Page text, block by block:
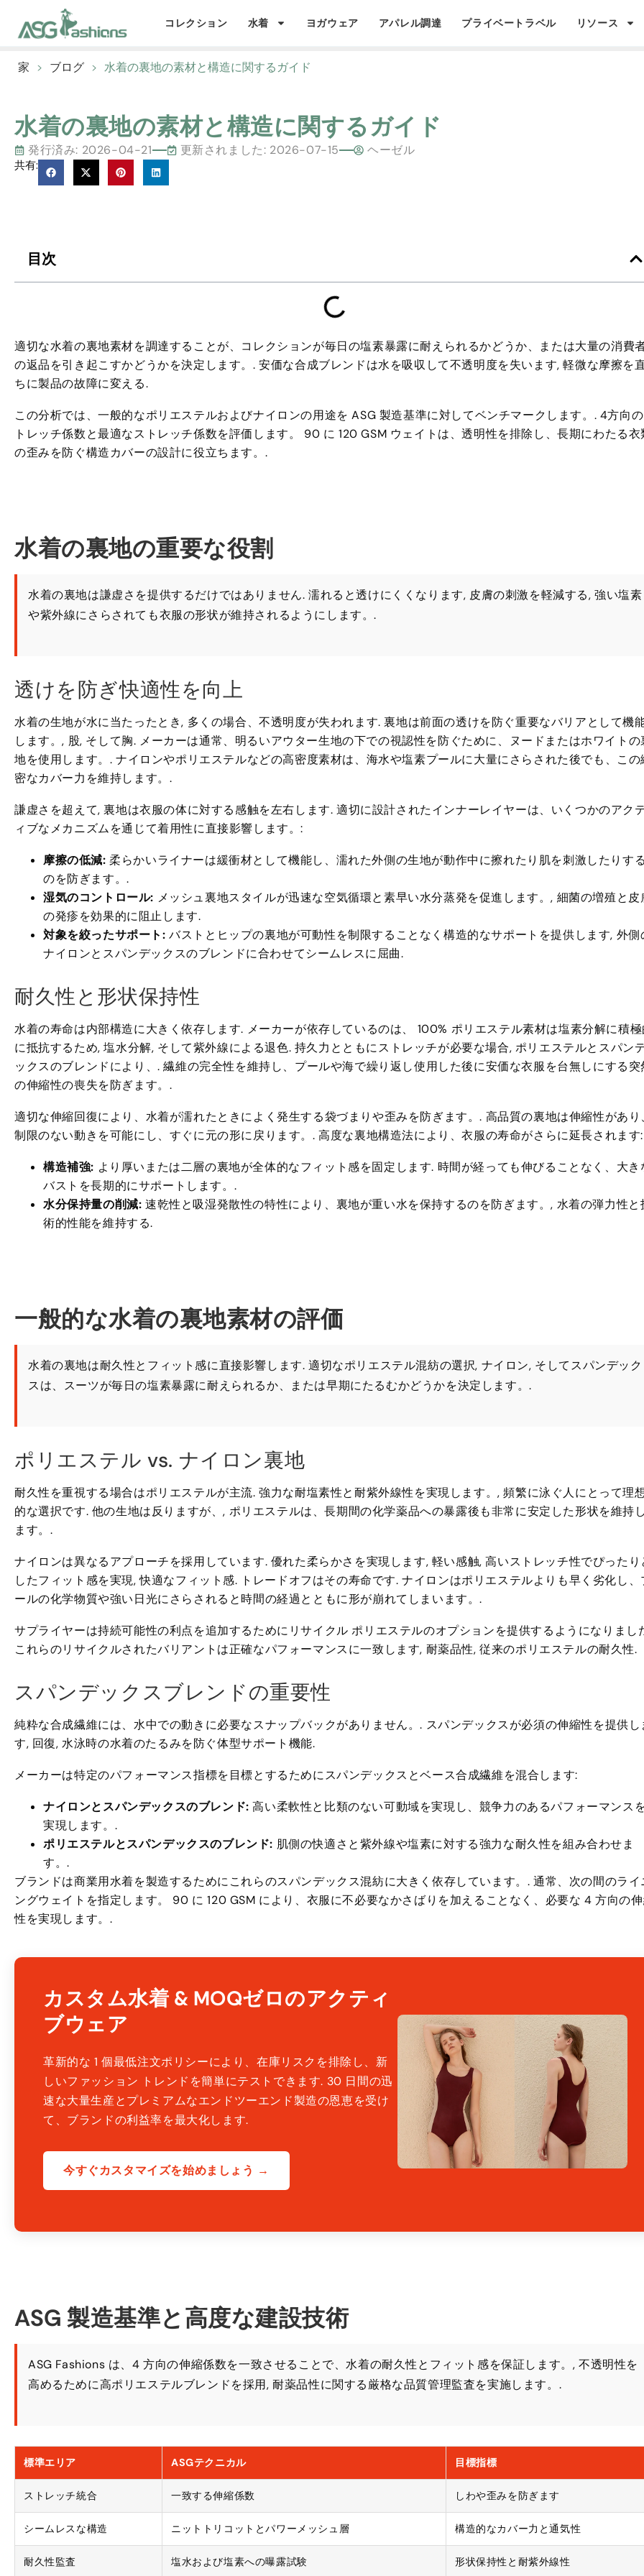
コレクション 水着 ヨガウェア アパレル調達 プライベートラベル リソース
家 > ブログ > 水着の裏地の素材と構造に関するガイド
水着の裏地の素材と構造に関するガイド
発行済み: 2026-04-21 更新されました: 2026-07-15
ヘーゼル
共有:
目次
適切な水着の裏地素材を調達することが、コレクションが毎日の塩素暴露に耐えられるかどうか、または大量の消費
の返品を引き起こすかどうかを決定します。. 安価な合成ブレンドは水を吸収して不透明度を失います, 軽微な摩擦を
ちに製品の故障に変える.
この分析では、一般的なポリエステルおよびナイロンの用途を ASG 製造基準に対してベンチマークします。. 4方向
トレッチ係数と最適なストレッチ係数を評価します。 90 に 120 GSM ウェイトは、透明性を排除し、長期にわたる衣
の歪みを防ぐ構造カバーの設計に役立ちます。.
水着の裏地の重要な役割
水着の裏地は謙虚さを提供するだけではありません. 濡れると透けにくくなります, 皮膚の刺激を軽減する, 強い塩素
や紫外線にさらされても衣服の形状が維持されるようにします。.
透けを防ぎ快適性を向上
水着の生地が水に当たったとき, 多くの場合、不透明度が失われます. 裏地は前面の透けを防ぐ重要なバリアとして機
します。, 股, そして胸. メーカーは通常、明るいアウター生地の下での視認性を防ぐために、ヌードまたはホワイトの
地を使用します。. ナイロンやポリエステルなどの高密度素材は、海水や塩素プールに大量にさらされた後でも、この
密なカバー力を維持します。.
謙虚さを超えて, 裏地は衣服の体に対する感触を左右します. 適切に設計されたインナーレイヤーは、いくつかのアク
ィブなメカニズムを通じて着用性に直接影響します。:
摩擦の低減: 柔らかいライナーは緩衝材として機能し、濡れた外側の生地が動作中に擦れたり肌を刺激したりする
のを防ぎます。.
湿気のコントロール: メッシュ裏地スタイルが迅速な空気循環と素早い水分蒸発を促進します。, 細菌の増殖と皮
の発疹を効果的に阻止します.
対象を絞ったサポート: バストとヒップの裏地が可動性を制限することなく構造的なサポートを提供します, 外側
ナイロンとスパンデックスのブレンドに合わせてシームレスに屈曲.
耐久性と形状保持性
水着の寿命は内部構造に大きく依存します. メーカーが依存しているのは、 100% ポリエステル素材は塩素分解に積極
に抵抗するため, 塩水分解, そして紫外線による退色. 持久力とともにストレッチが必要な場合, ポリエステルとスパン
ックスのブレンドにより、. 繊維の完全性を維持し、プールや海で繰り返し使用した後に安価な衣服を台無しにする突
の伸縮性の喪失を防ぎます。.
適切な伸縮回復により、水着が濡れたときによく発生する袋づまりや歪みを防ぎます。. 高品質の裏地は伸縮性があり
制限のない動きを可能にし、すぐに元の形に戻ります。. 高度な裏地構造法により、衣服の寿命がさらに延長されます:
構造補強: より厚いまたは二層の裏地が全体的なフィット感を固定します. 時間が経っても伸びることなく、大き
バストを長期的にサポートします。.
水分保持量の削減: 速乾性と吸湿発散性の特性により、裏地が重い水を保持するのを防ぎます。, 水着の弾力性と
術的性能を維持する.
一般的な水着の裏地素材の評価
水着の裏地は耐久性とフィット感に直接影響します. 適切なポリエステル混紡の選択, ナイロン, そしてスパンデック
スは、スーツが毎日の塩素暴露に耐えられるか、または早期にたるむかどうかを決定します。.
ポリエステル vs. ナイロン裏地
耐久性を重視する場合はポリエステルが主流. 強力な耐塩素性と耐紫外線性を実現します。, 頻繁に泳ぐ人にとって理
的な選択です. 他の生地は反りますが、, ポリエステルは、長期間の化学薬品への暴露後も非常に安定した形状を維持し
ます。.
ナイロンは異なるアプローチを採用しています. 優れた柔らかさを実現します, 軽い感触, 高いストレッチ性でぴったり
したフィット感を実現, 快適なフィット感. トレードオフはその寿命です. ナイロンはポリエステルよりも早く劣化し、
ールの化学物質や強い日光にさらされると時間の経過とともに形が崩れてしまいます。.
サプライヤーは持続可能性の利点を追加するためにリサイクル ポリエステルのオプションを提供するようになりまし
これらのリサイクルされたバリアントは正確なパフォーマンスに一致します, 耐薬品性, 従来のポリエステルの耐久性.
スパンデックスブレンドの重要性
純粋な合成繊維には、水中での動きに必要なスナップバックがありません。. スパンデックスが必須の伸縮性を提供し
す, 回復, 水泳時の水着のたるみを防ぐ体型サポート機能.
メーカーは特定のパフォーマンス指標を目標とするためにスパンデックスとベース合成繊維を混合します:
ナイロンとスパンデックスのブレンド: 高い柔軟性と比類のない可動域を実現し、競争力のあるパフォーマンス
実現します。.
ポリエステルとスパンデックスのブレンド: 肌側の快適さと紫外線や塩素に対する強力な耐久性を組み合わせま
す。.
ブランドは商業用水着を製造するためにこれらのスパンデックス混紡に大きく依存しています。. 通常、次の間のライ
ングウェイトを指定します。 90 に 120 GSM により、衣服に不必要なかさばりを加えることなく、必要な 4 方向の
性を実現します。.
カスタム水着 & MOQゼロのアクティ
ブウェア
革新的な 1 個最低注文ポリシーにより、在庫リスクを排除し、新
しいファッション トレンドを簡単にテストできます. 30 日間の迅
速な大量生産とプレミアムなエンドツーエンド製造の恩恵を受け
て、ブランドの利益率を最大化します.
今すぐカスタマイズを始めましょう →
ASG 製造基準と高度な建設技術
ASG Fashions は、4 方向の伸縮係数を一致させることで、水着の耐久性とフィット感を保証します。, 不透明性を
高めるために高ポリエステルブレンドを採用, 耐薬品性に​​関する厳格な品質管理監査を実施します。.
標準エリア ASGテクニカル 目標指標
ストレッチ統合 一致する伸縮係数 しわや歪みを防ぎます
シームレスな構造 ニットトリコットとパワーメッシュ層 構造的なカバー力と通気性
耐久性監査 塩水および塩素への曝露試験 形状保持性と耐紫外線性